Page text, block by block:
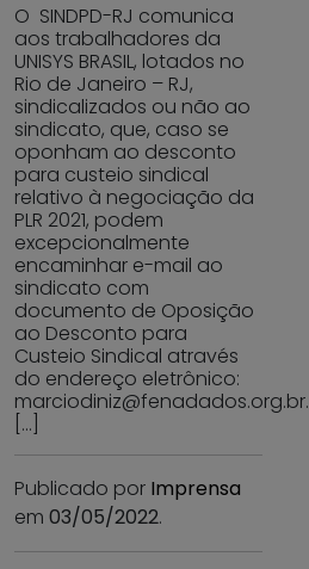
O SINDPD-RJ comunica
aos trabalhadores da
UNISYS BRASIL, lotados no
Rio de Janeiro – RJ,
sindicalizados ou não ao
sindicato, que, caso se
oponham ao desconto
para custeio sindical
relativo à negociação da
PLR 2021, podem
excepcionalmente
encaminhar e-mail ao
sindicato com
documento de Oposição
ao Desconto para
Custeio Sindical através
do endereço eletrônico:
marciodiniz@fenadados.org.br.
[…]
Publicado por Imprensa
em 03/05/2022.